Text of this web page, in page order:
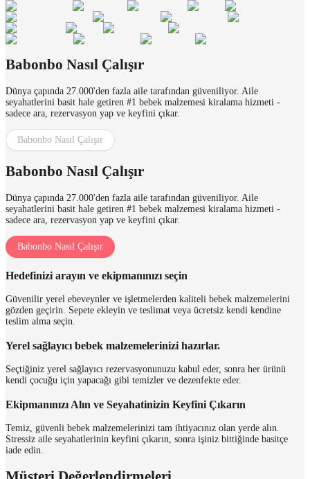
Babonbo Nasıl Çalışır
Dünya çapında 27.000'den fazla aile tarafından güveniliyor. Aile
seyahatlerini basit hale getiren #1 bebek malzemesi kiralama hizmeti -
sadece ara, rezervasyon yap ve keyfini çıkar.
Babonbo Nasıl Çalışır
Babonbo Nasıl Çalışır
Dünya çapında 27.000'den fazla aile tarafından güveniliyor. Aile
seyahatlerini basit hale getiren #1 bebek malzemesi kiralama hizmeti -
sadece ara, rezervasyon yap ve keyfini çıkar.
Babonbo Nasıl Çalışır
Hedefinizi arayın ve ekipmanınızı seçin
Güvenilir yerel ebeveynler ve işletmelerden kaliteli bebek malzemelerini
gözden geçirin. Sepete ekleyin ve teslimat veya ücretsiz kendi kendine
teslim alma seçin.
Yerel sağlayıcı bebek malzemelerinizi hazırlar.
Seçtiğiniz yerel sağlayıcı rezervasyonunuzu kabul eder, sonra her ürünü
kendi çocuğu için yapacağı gibi temizler ve dezenfekte eder.
Ekipmanınızı Alın ve Seyahatinizin Keyfini Çıkarın
Temiz, güvenli bebek malzemelerinizi tam ihtiyacınız olan yerde alın.
Stressiz aile seyahatlerinin keyfini çıkarın, sonra işiniz bittiğinde basitçe
iade edin.